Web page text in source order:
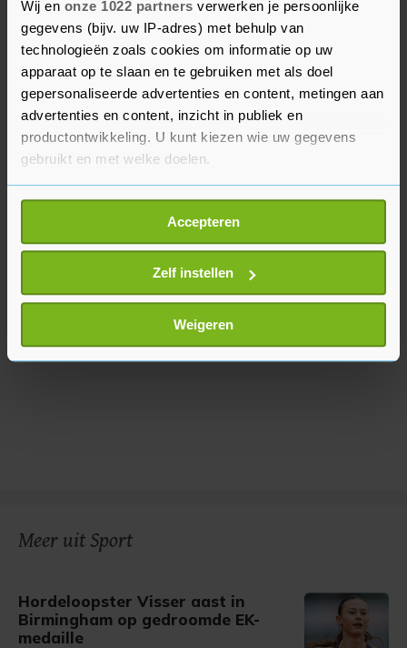
Wij en onze 1022 partners verwerken je persoonlijke
gegevens (bijv. uw IP-adres) met behulp van
technologieën zoals cookies om informatie op uw
apparaat op te slaan en te gebruiken met als doel
gepersonaliseerde advertenties en content, metingen aan
advertenties en content, inzicht in publiek en
productontwikkeling. U kunt kiezen wie uw gegevens
gebruikt en met welke doelen.
Als u het toestaat, willen we ook graag:
Informatie verzamelen over uw geografische
locatie, die tot een paar meter nauwkeurig kan zijn
Uw apparaat identificeren door het actief te
scannen op specifieke eigenschappen (fingerprinting)
Lees meer over hoe uw persoonlijke gegevens worden
verwerkt en stel uw voorkeuren in het
U kunt uw toestemming op elk moment wijzigen of
Accepteren
Zelf instellen
Weigeren
Juul Franssen, als tweede gerangschikt in de
klasse tot 63 kilogram, was na een bye in de
eerste ronde ook al na één optreden klaar. De
Limburgse verloor van de Japanse Nana Kota op
ippon.
Meer uit Sport
Hordeloopster Visser aast in
Birmingham op gedroomde EK-
medaille